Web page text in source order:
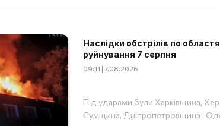
Наслідки обстрілів по
руйнування 7 серпня
09:11 | 7.08.2026
Під ударами були Харківщина,
Сумщина, Дніпропетровщина і